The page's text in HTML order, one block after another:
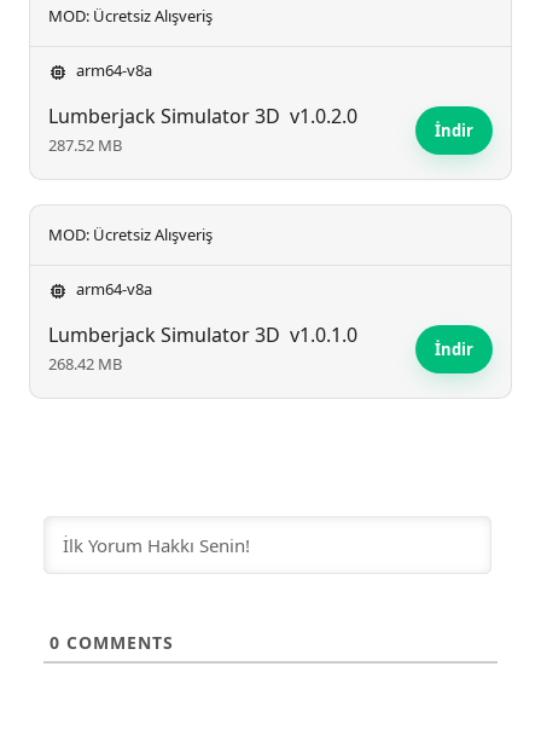
MOD: Ücretsiz Alışveriş
arm64-v8a
Lumberjack Simulator 3D v1.0.2.0
287.52 MB
İndir
MOD: Ücretsiz Alışveriş
arm64-v8a
Lumberjack Simulator 3D v1.0.1.0
268.42 MB
İndir
0 COMMENTS